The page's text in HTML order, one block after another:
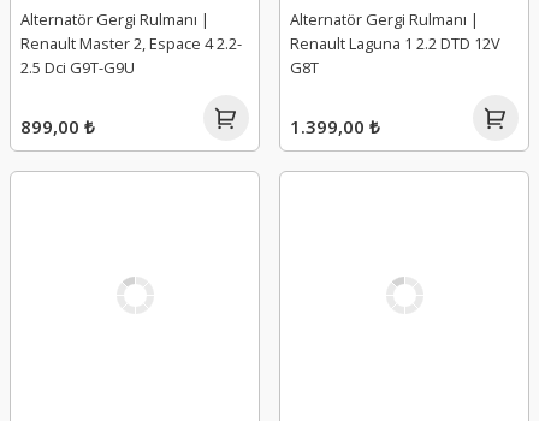
Alternatör Gergi Rulmanı |
Renault Master 2, Espace 4 2.2-
2.5 Dci G9T-G9U
899,00 ₺
Alternatör Gergi Rulmanı |
Renault Laguna 1 2.2 DTD 12V
G8T
1.399,00 ₺